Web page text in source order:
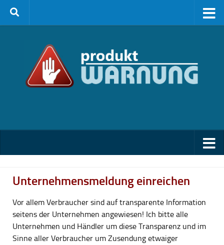
Zum Inhalt springen
Unternehmensmeldung einreichen
Vor allem Verbraucher sind auf transparente Information
seitens der Unternehmen angewiesen! Ich bitte alle
Unternehmen und Händler um diese Transparenz und im
Sinne aller Verbraucher um Zusendung etwaiger